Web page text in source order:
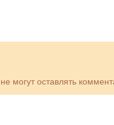
, не могут оставлять